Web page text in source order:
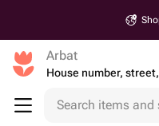
Arbat
Search items and